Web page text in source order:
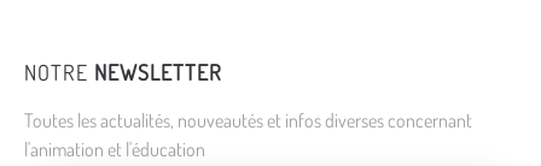
NOTRE NEWSLETTER
Toutes les actualités, nouveautés et infos diverses concernant
l'animation et l'éducation